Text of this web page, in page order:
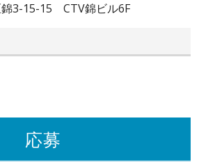
3-15-15 CTV錦ビル6F
応募